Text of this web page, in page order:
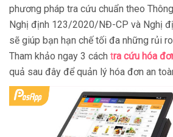
phương pháp tra cứu chuẩn theo
Nghị định 123/2020/NĐ-CP và Nghị
sẽ giúp bạn hạn chế tối đa những rủi
Tham khảo ngay 3 cách tra cứu hóa
quả sau đây để quản lý hóa đơn an